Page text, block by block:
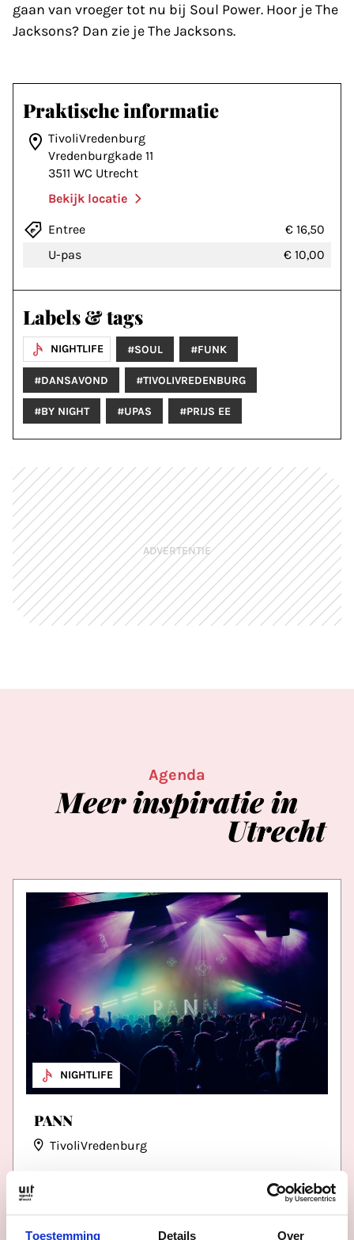
Toestemming Details Over
gaan van vroeger tot nu bij Soul Power. Hoor je The
Jacksons? Dan zie je The Jacksons.
Praktische informatie
TivoliVredenburg
Vredenburgkade 11
3511 WC Utrecht
Bekijk locatie
Entree
€ 16,50
U-pas
€ 10,00
Labels & tags
NIGHTLIFE #SOUL #FUNK
#DANSAVOND #TIVOLIVREDENBURG
#BY NIGHT #UPAS #PRIJS EE
ADVERTENTIE
Agenda
Meerinspiratiein
Utrecht
NIGHTLIFE
PANN
TivoliVredenburg
Tijd
23:30 - 04:00